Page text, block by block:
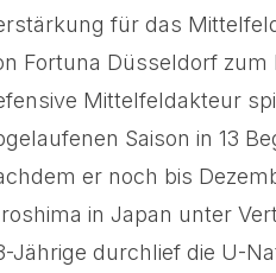
für das
Fortuna Düsseldorf zum
Mittelfeldakteur
Saison in 13
er noch bis
in Japan unter
Jährige durchlief die U-